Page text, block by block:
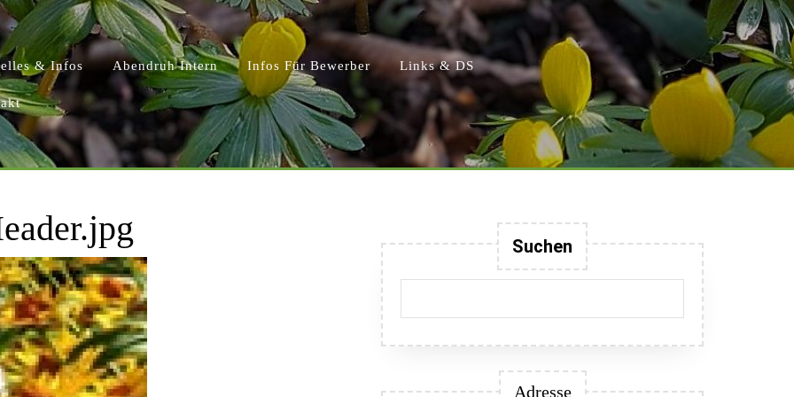
& Infos Abendruh Intern Infos Für Bewerber Links & DS
Suchen
Adresse